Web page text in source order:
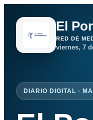
El
RED DE
viernes, 7
DIARIO DIGITAL ·